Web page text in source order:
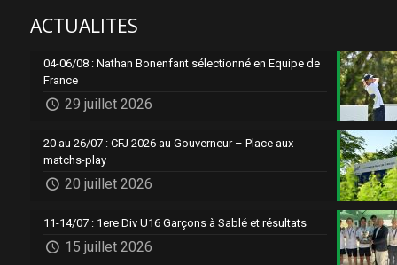
ACTUALITES
04-06/08 : Nathan Bonenfant sélectionné en Equipe de
France
29 juillet 2026
20 au 26/07 : CFJ 2026 au Gouverneur – Place aux
matchs-play
20 juillet 2026
11-14/07 : 1ere Div U16 Garçons à Sablé et résultats
15 juillet 2026